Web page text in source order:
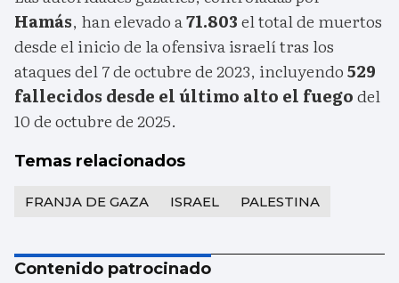
Hamás, han elevado a71.803el total de muertos
desde el inicio de la ofensiva israelí tras los
ataques del 7 de octubre de 2023, incluyendo529
fallecidos desde el último alto el fuegodel
10 de octubre de 2025.
Temas relacionados
FRANJA DE GAZA ISRAEL PALESTINA
Contenido patrocinado